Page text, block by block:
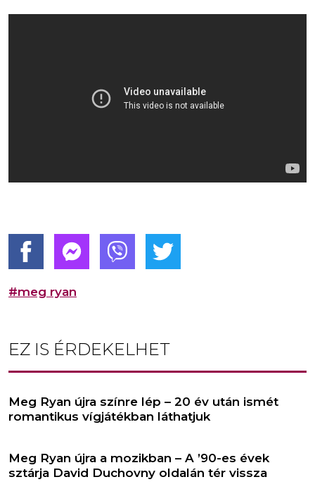
#meg ryan
EZ IS ÉRDEKELHET
Meg Ryan újra színre lép – 20 év után ismét
romantikus vígjátékban láthatjuk
Meg Ryan újra a mozikban – A ’90-es évek
sztárja David Duchovny oldalán tér vissza